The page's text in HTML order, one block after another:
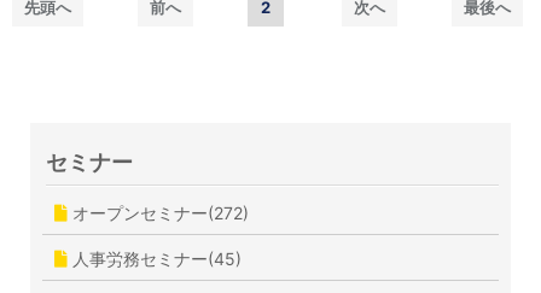
先頭へ 前へ 2 次へ 最後へ
セミナー
オープンセミナー(272)
人事労務セミナー(45)